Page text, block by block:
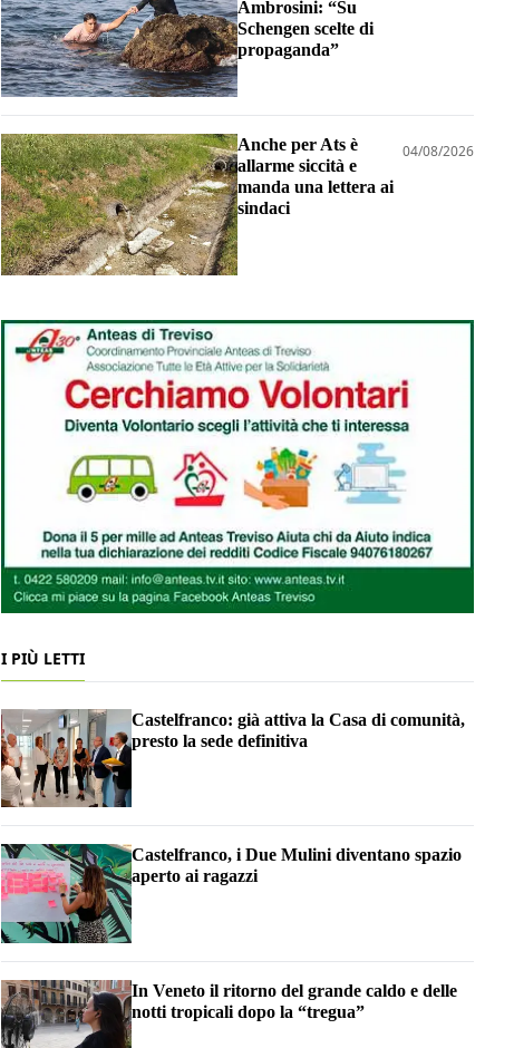
Ambrosini: “Su
Schengen scelte di
propaganda”
Anche per Ats è
allarme siccità e
manda una lettera ai
sindaci
04/08/2026
I PIÙ LETTI
Castelfranco: già attiva la Casa di comunità,
presto la sede definitiva
Castelfranco, i Due Mulini diventano spazio
aperto ai ragazzi
In Veneto il ritorno del grande caldo e delle
notti tropicali dopo la “tregua”